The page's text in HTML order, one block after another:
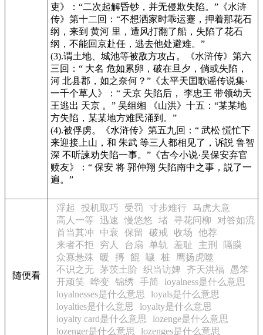
吏》
：“二次起解昏钞，并无侵欺失陷。” 《水浒
传》 第十二回：“不想洒家时乖运蹇，押着那花石
纲，来到 黄河 里，遭风打翻了船，失陷了花石
纲，不能回京赴任，逃去他处避难。”
(3).谓土地、城池等被敌方攻占。
《水浒传》 第六
三回：“ 大名 危如累卵，破在旦夕，倘或失陷，
河 北县郡，如之奈何？” 《太平天囯歌谣传说集·
一千个草人》
：“ 天京 失陷后， 李忠王 带领幼天
王逃出 天京 。” 吴组缃
《山洪》 十五：“某某地
方失陷，某某地方难民涌到。”
(4).被俘虏。
《水浒传》 第五九回：“ 武松 慌忙下
来迎接上山，和 朱武 等三人都相见了，诉説 鲁智
深 不听諫劝失陷一事。” 《古今小说·吴保安弃官
赎友》
：“ 保安 将 郭仲翔 失陷南中之事，説了一
遍。”
随便看
浮起 投机取巧 受罚 寸步难行
马虎大意
高人一等
迅速 慢悠悠 堵 寻花问柳
对答如流
首当其冲
中衰 保留 破戒 收场
他荐
来者不拒
穷人 台扇 单轨 羞耻 主刑
隔膜
众寡悬殊
暖 摶 餛 噦 桩
鹰扬虎噬
不识之无 茅茨土阶 织当访婢 齐天洪福
愚笨
开顽笑
哗变 锦绣 手简
loyalness是什么意思
loyalnesses是什么意思
loyals是什么意思
loyalties是什么意思
loyalty是什么意思
loyalty card是什么意思
lozenge是什么意思
lozenger是什么意思
lozenges是什么意思